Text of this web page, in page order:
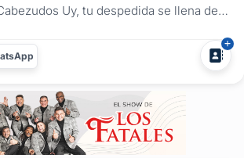
Uy, tu despedida se llena de
imponente Robot Led. Una propuesta
y divertida que se roba todas las